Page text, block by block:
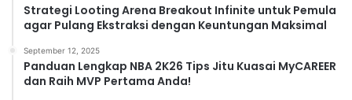
Strategi Looting Arena Breakout Infinite untuk Pemula
agar Pulang Ekstraksi dengan Keuntungan Maksimal
September 12, 2025
Panduan Lengkap NBA 2K26 Tips Jitu Kuasai MyCAREER
dan Raih MVP Pertama Anda!